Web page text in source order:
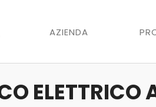
AZIENDA
ELETTRICO